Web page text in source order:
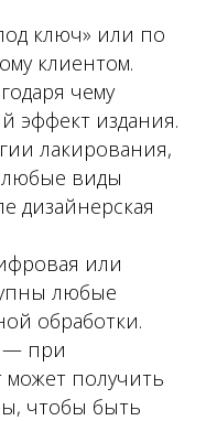
ключ» или по
клиентом.
чему
эффект издания.
лакирования,
виды
дизайнерская
или
любые
обработки.
— при
может получить
чтобы быть